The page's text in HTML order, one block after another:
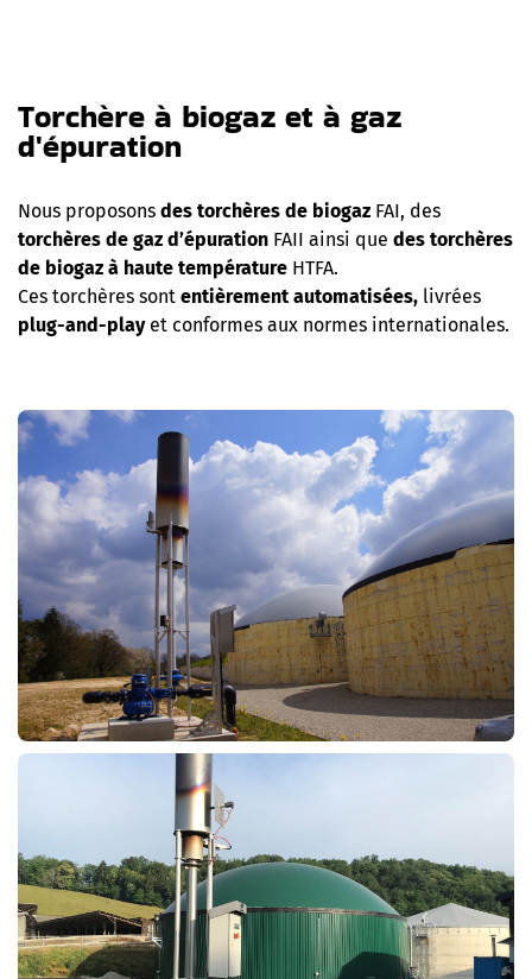
Torchère à biogaz et à gaz
d'épuration
Nous proposons des torchères de biogaz FAI, des
torchères de gaz d’épuration FAII ainsi que des torchères
de biogaz à haute température HTFA.
Ces torchères sont entièrement automatisées, livrées
plug-and-playet conformes aux normes internationales.